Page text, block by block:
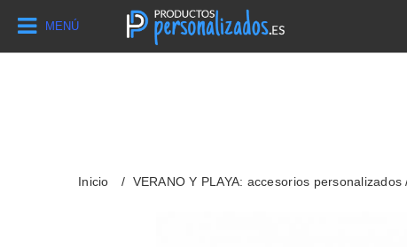
MENÚ
Inicio VERANO Y PLAYA: accesorios personalizados